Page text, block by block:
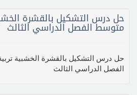
حل درس التشكيل بالقشرة
متوسط الفصل الدراسي الثالث
حل درس التشكيل بالقشرة الخشبية
الفصل الدراسي الثالث